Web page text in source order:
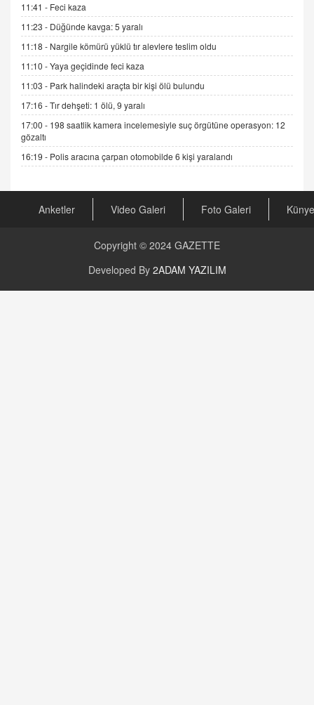
Cümlesinin Peşinden
19.07.2025 12:45
GÖNÜL MENEKŞE
Şifacının Yolu
04.11.2025 12:56
AV. RÜMEYSA ÖZKALE
Arabulucuya Başvuru Şartı
CAN UĞURATEŞ
Değişen yapısıyla Suriye
GÜNLÜK BURÇ YORUMU
11:41 - Feci kaza
11:23 - Düğünde kavga: 5 yaralı
11:18 - Nargile kömürü yüklü tır alevlere teslim oldu
11:10 -Yaya geçidinde feci kaza
11:03 - Park halindeki araçta bir kişi ölü bulundu
17:16 -Tır dehşeti: 1 ölü, 9 yaralı
17:00 - 198 saatlik kamera incelemesiyle suç örgütüne operasyon: 12
gözaltı
16:19 - Polis aracına çarpan otomobilde 6 kişi yaralandı
Anketler Video Galeri Foto Galeri Künye
Copyright © 2024 GAZETTE
Developed By 2ADAM YAZILIM